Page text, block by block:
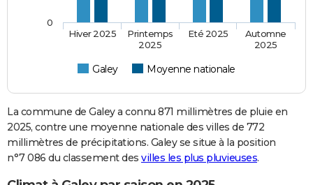
Galey Moyenne nationale
Hiver 2025
Printemps
2025
Eté 2025
Automne
2025
0
La commune de Galey a connu 871 millimètres de pluie en
2025, contre une moyenne nationale des villes de 772
millimètres de précipitations. Galey se situe à la position
n°7 086 du classement des villes les plus pluvieuses.